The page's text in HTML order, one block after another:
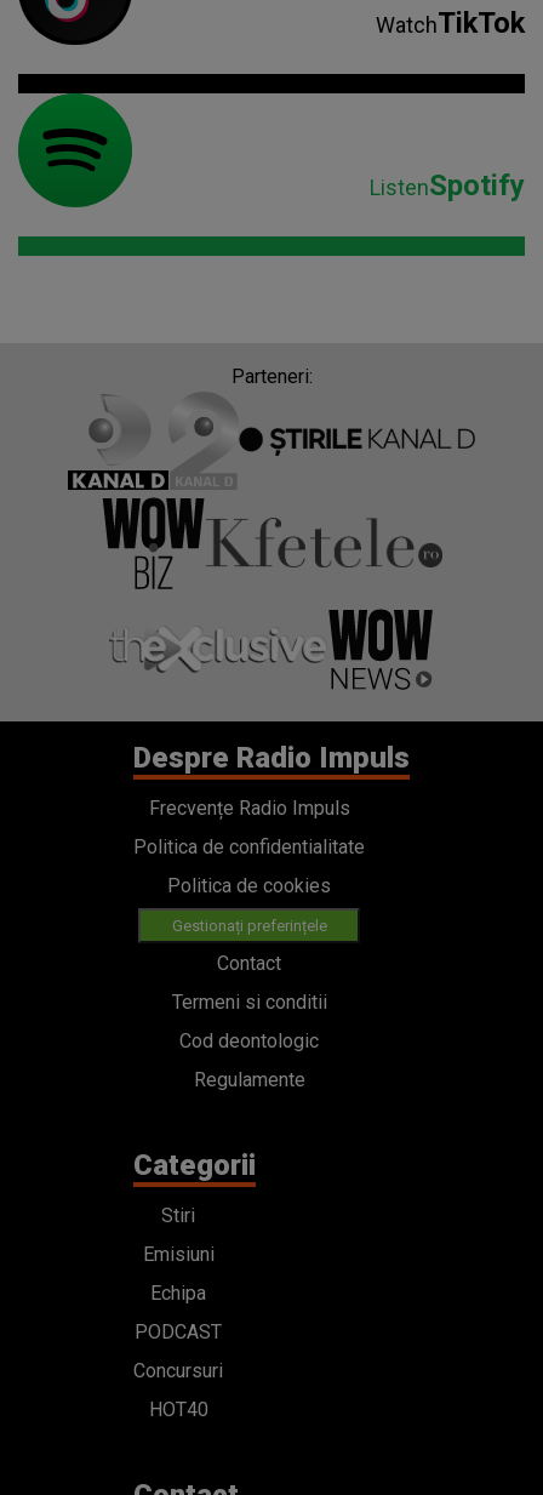
WatchTikTok
ListenSpotify
Parteneri:
Despre Radio Impuls
Frecvențe Radio Impuls
Politica de confidentialitate
Politica de cookies
Gestionați preferințele
Contact
Termeni si conditii
Cod deontologic
Regulamente
Categorii
Stiri
Emisiuni
Echipa
PODCAST
Concursuri
HOT40